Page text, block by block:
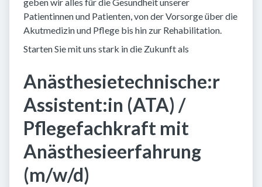
Patientinnen und Patienten, von der Vorsorge über die
Akutmedizin und Pflege bis hin zur Rehabilitation.
Starten Sie mit uns stark in die Zukunft als
Anästhesietechnische:r
Assistent:in (ATA) /
Pflegefachkraft mit
Anästhesieerfahrung
(m/w/d)